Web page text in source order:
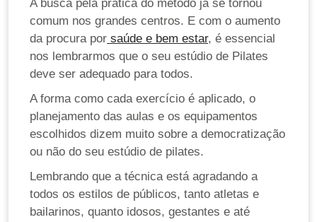
A busca pela prática do método já se tornou
comum nos grandes centros. E com o aumento
da procura por saúde e bem estar, é essencial
nos lembrarmos que o seu estúdio de Pilates
deve ser adequado para todos.
A forma como cada exercício é aplicado, o
planejamento das aulas e os equipamentos
escolhidos dizem muito sobre a democratização
ou não do seu estúdio de pilates.
Lembrando que a técnica está agradando a
todos os estilos de públicos, tanto atletas e
bailarinos, quanto idosos, gestantes e até